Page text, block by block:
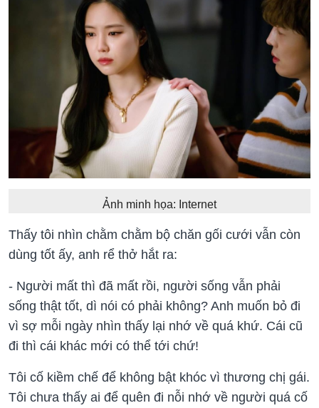
Ảnh minh họa: Internet
Thấy tôi nhìn chằm chằm bộ chăn gối cưới vẫn còn
dùng tốt ấy, anh rể thở hắt ra:
- Người mất thì đã mất rồi, người sống vẫn phải
sống thật tốt, dì nói có phải không? Anh muốn bỏ đi
vì sợ mỗi ngày nhìn thấy lại nhớ về quá khứ. Cái cũ
đi thì cái khác mới có thể tới chứ!
Tôi cố kiềm chế để không bật khóc vì thương chị gái.
Tôi chưa thấy ai để quên đi nỗi nhớ về người quá cố